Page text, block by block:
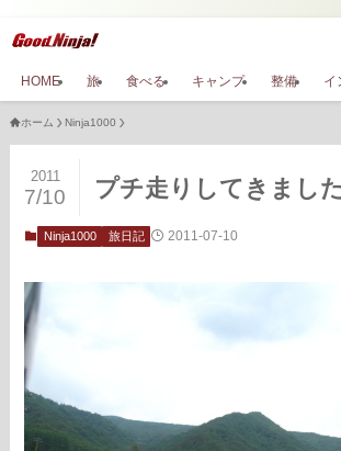
HOME 旅 食べる キャンプ 整備 イ
ホーム Ninja1000
プチ走りしてきました
2011
7/10
Ninja1000 旅日記 2011-07-10